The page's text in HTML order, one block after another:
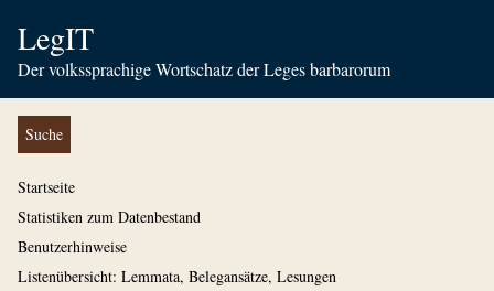
LegIT
Der volkssprachige Wortschatz der Leges barbarorum
Suche
Startseite
Statistiken zum Datenbestand
Benutzerhinweise
Listenübersicht: Lemmata, Belegansätze, Lesungen